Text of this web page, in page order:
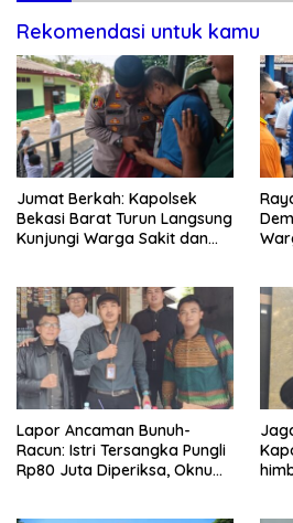
Rekomendasi untuk kamu
Jumat Berkah: Kapolsek
Bekasi Barat Turun Langsung
Kunjungi Warga Sakit dan
Lapor Ancaman Bunuh-
Racun: Istri Tersangka Pungli
Rp80 Juta Diperiksa, Oknum